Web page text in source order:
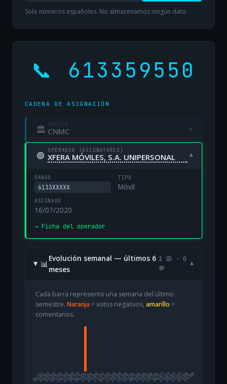
Solo números españoles. No almacenamos ningún dato.
📞 613359550
CADENA DE ASIGNACIÓN
🏛 ORIGEN
CNMC ▾
🟢 OPERADOR (ASIGNATARIO)
XFERA MÓVILES, S.A. UNIPERSONAL ▾
RANGO
6133XXXXX
TIPO
Móvil
ASIGNADO
16/07/2020
→ Ficha del operador
📊
Evolución semanal — últimos 6
meses
1 😡 · 0
💬
▾
Cada barra representa una semana del último
semestre. Naranja= votos negativos, amarillo =
comentarios.
16/02
23/0202/0309/0316/0323/0330/0306/0413/0420/0427/0404/0511/0518/0525/0501/0608/0615/0622/0629/0606/0713/0720/0727/0703/08
10/08